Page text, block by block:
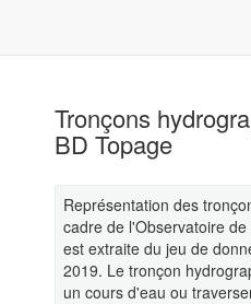
Tronçons
BD Topage
Représentation des
cadre de l'Observatoire
est extraite du jeu de
2019. Le tronçon
un cours d'eau ou